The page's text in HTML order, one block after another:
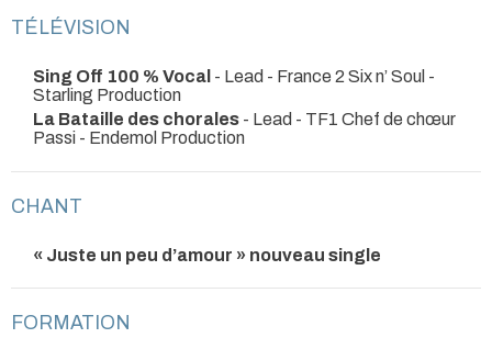
TÉLÉVISION
Sing Off 100 % Vocal - Lead - France 2 Six n’ Soul -
Starling Production
La Bataille des chorales - Lead - TF1 Chef de chœur
Passi - Endemol Production
CHANT
« Juste un peu d’amour » nouveau single
FORMATION